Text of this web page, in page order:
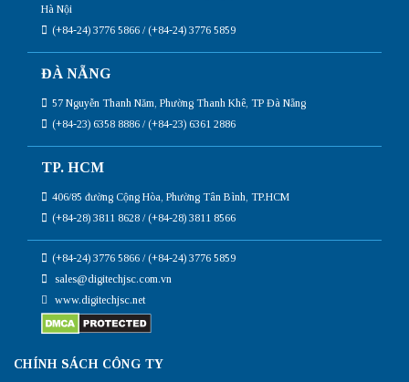
Hà Nội
(+84-24) 3776 5866 / (+84-24) 3776 5859
ĐÀ NẴNG
57 Nguyễn Thanh Năm, Phường Thanh Khê, TP Đà Nẵng
(+84-23) 6358 8886 / (+84-23) 6361 2886
TP. HCM
406/85 đường Cộng Hòa, Phường Tân Bình, TP.HCM
(+84-28) 3811 8628 / (+84-28) 3811 8566
(+84-24) 3776 5866 / (+84-24) 3776 5859
sales@digitechjsc.com.vn
www.digitechjsc.net
CHÍNH SÁCH CÔNG TY